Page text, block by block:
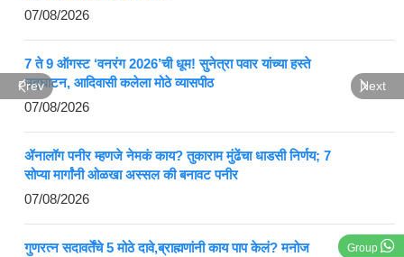
Group
Prev Next
07/08/2026
7 ते 9 ऑगस्ट ‘वनरंग 2026’ची धूम! सुनेत्रा पवार यांच्या हस्ते
उद्घाटन, आदिवासी कलेला मोठे व्यासपीठ
07/08/2026
ॲनालॉग पनीर म्हणजे नेमकं काय? तुकाराम मुंढेंचा धाडसी निर्णय; 7
सोप्या मार्गांनी ओळखा अस्सल की बनावट पनीर
07/08/2026
गुणरत्न सदावर्तेंचे 5 मोठे दावे,ब्राह्मणांनी काय पाप केलं? मनोज